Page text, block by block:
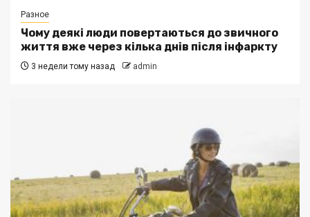
Разное
Чому деякі люди повертаються до звичного
життя вже через кілька днів після інфаркту
3 недели тому назад admin